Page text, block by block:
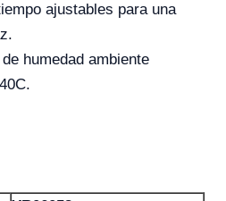
ajustables para una
humedad ambiente